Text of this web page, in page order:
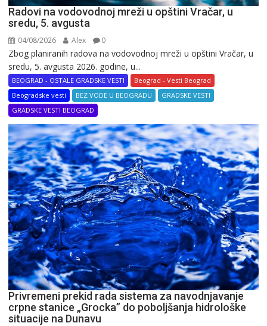
Radovi na vodovodnoj mreži u opštini Vračar, u
sredu, 5. avgusta
04/08/2026 Alex 0
Zbog planiranih radova na vodovodnoj mreži u opštini Vračar, u
sredu, 5. avgusta 2026. godine, u...
BEOGRAD - OSTALE GRADSKE VESTI
Beograd - Vesti Beograd
Beogradske vesti
BEZ VODE U BEOGRADU
GRADSKE VESTI
GRADSKE VESTI BEOGRAD
Privremeni prekid rada sistema za navodnjavanje
crpne stanice „Grocka” do poboljšanja hidrološke
situacije na Dunavu